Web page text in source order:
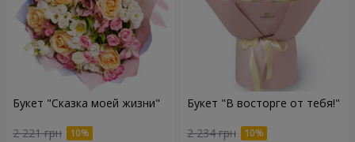
Букет "Сказка моей жизни"
2 221 грн
Букет "В восторге от тебя!"
2 234 грн